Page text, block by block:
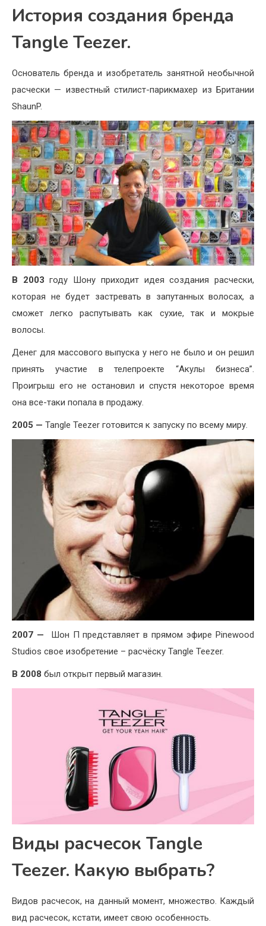
История создания бренда
Tangle Teezer.
Основатель бренда и изобретатель занятной необычной
расчески — известный стилист-парикмахер из Британии
ShaunP.
В 2003 году Шону приходит идея создания расчески,
которая не будет застревать в запутанных волосах, а
сможет легко распутывать как сухие, так и мокрые
волосы.
Денег для массового выпуска у него не было и он решил
принять участие в телепроекте “Акулы бизнеса”.
Проигрыш его не остановил и спустя некоторое время
она все-таки попала в продажу.
2005 — Tangle Teezer готовится к запуску по всему миру.
2007 —
Шон П представляет в прямом эфире Pinewood
Studios свое изобретение – расчёску Tangle Teezer.
В 2008 был открыт первый магазин.
Виды расчесок Tangle
Teezer. Какую выбрать?
Видов расчесок, на данный момент, множество. Каждый
вид расчесок, кстати, имеет свою особенность.